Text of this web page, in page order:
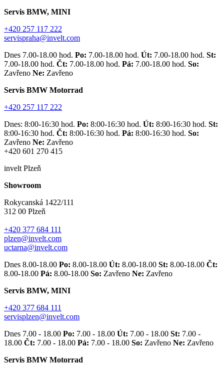
Servis BMW, MINI
+420 257 117 222
servispraha@invelt.com
Dnes 7.00-18.00 hod. Po: 7.00-18.00 hod. Út: 7.00-18.00 hod. St:
7.00-18.00 hod. Čt: 7.00-18.00 hod. Pá: 7.00-18.00 hod. So:
Zavřeno Ne: Zavřeno
Servis BMW Motorrad
+420 257 117 222
Dnes: 8:00-16:30 hod. Po: 8:00-16:30 hod. Út: 8:00-16:30 hod. St:
8:00-16:30 hod. Čt: 8:00-16:30 hod. Pá: 8:00-16:30 hod. So:
Zavřeno Ne: Zavřeno
+420 601 270 415
invelt Plzeň
Showroom
Rokycanská 1422/111
312 00 Plzeň
+420 377 684 111
plzen@invelt.com
uctarna@invelt.com
Dnes 8.00-18.00 Po: 8.00-18.00 Út: 8.00-18.00 St: 8.00-18.00 Čt:
8.00-18.00 Pá: 8.00-18.00 So: Zavřeno Ne: Zavřeno
Servis BMW, MINI
+420 377 684 111
servisplzen@invelt.com
Dnes 7.00 - 18.00 Po: 7.00 - 18.00 Út: 7.00 - 18.00 St: 7.00 -
18.00 Čt: 7.00 - 18.00 Pá: 7.00 - 18.00 So: Zavřeno Ne: Zavřeno
Servis BMW Motorrad